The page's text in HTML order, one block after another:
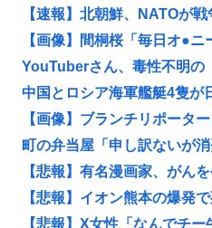
【速報】北朝鮮、NATOが
【画像】間桐桜「毎日オ●ニ
YouTuberさん、毒性不明の
中国とロシア海軍艦艇4隻が
【画像】ブランチリポータ
町の弁当屋「申し訳ないが
【悲報】有名漫画家、がん
【悲報】イオン熊本の爆発
【悲報】X女性「なんでチ